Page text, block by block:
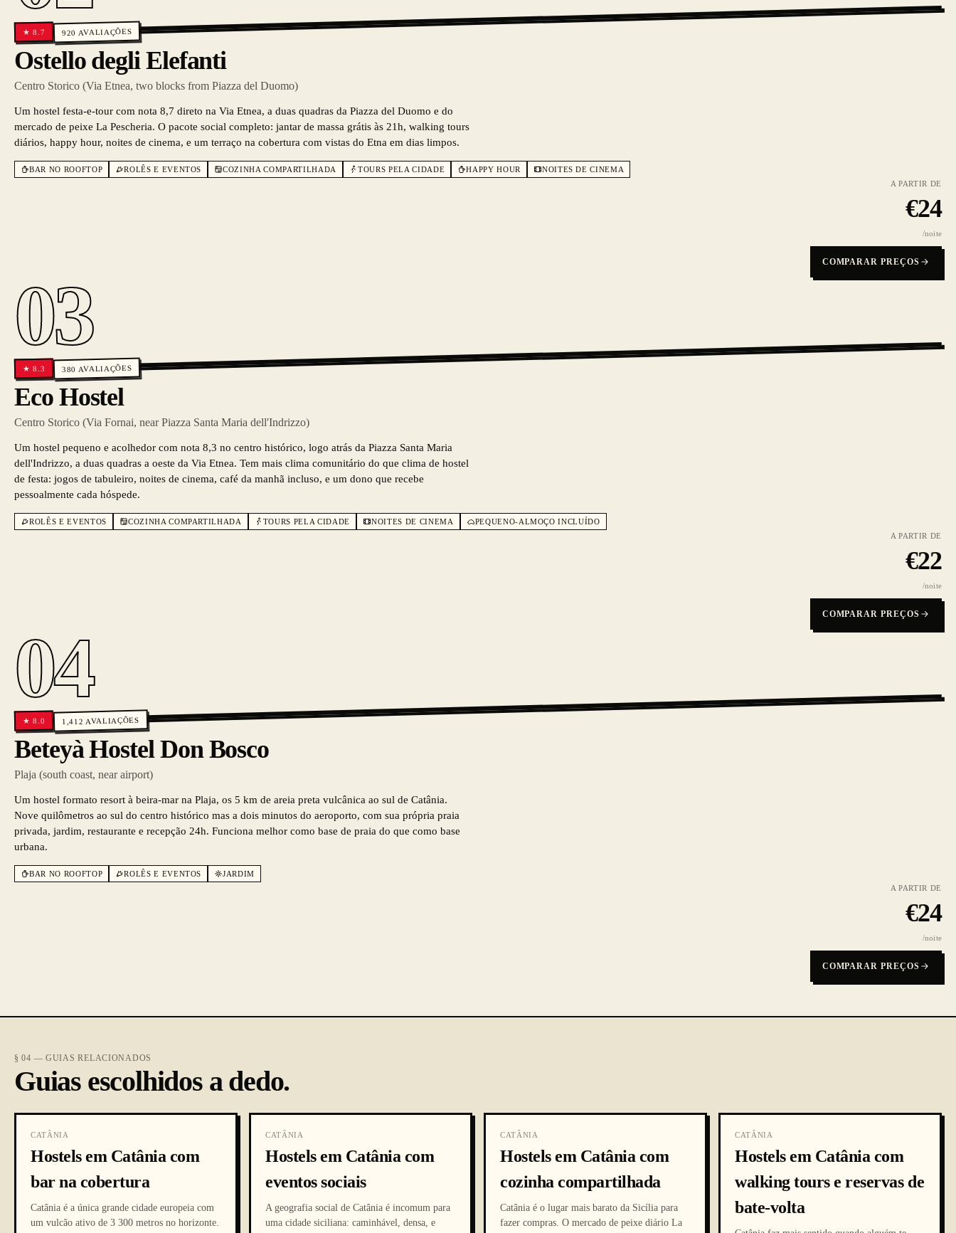
★8.7 920 AVALIAÇÕES
Ostello degli Elefanti
Centro Storico (Via Etnea, two blocks from Piazza del Duomo)
Um hostel festa-e-tour com nota 8,7 direto na Via Etnea, a duas quadras da Piazza del Duomo e do
mercado de peixe La Pescheria. O pacote social completo: jantar de massa grátis às 21h, walking tours
diários, happy hour, noites de cinema, e um terraço na cobertura com vistas do Etna em dias limpos.
BAR NO ROOFTOP ROLÊS E EVENTOS COZINHA COMPARTILHADA TOURS PELA CIDADE HAPPY HOUR
NOITES DE CINEMA
A PARTIR DE
€24
/noite
COMPARAR PREÇOS
03
★8.3 380 AVALIAÇÕES
Eco Hostel
Centro Storico (Via Fornai, near Piazza Santa Maria dell'Indrizzo)
Um hostel pequeno e acolhedor com nota 8,3 no centro histórico, logo atrás da Piazza Santa Maria
dell'Indrizzo, a duas quadras a oeste da Via Etnea. Tem mais clima comunitário do que clima de hostel
de festa: jogos de tabuleiro, noites de cinema, café da manhã incluso, e um dono que recebe
pessoalmente cada hóspede.
ROLÊS E EVENTOS COZINHA COMPARTILHADA TOURS PELA CIDADE NOITES DE CINEMA
PEQUENO-ALMOÇO INCLUÍDO
A PARTIR DE
€22
/noite
COMPARAR PREÇOS
04
★8.0 1,412 AVALIAÇÕES
Beteyà Hostel Don Bosco
Plaja (south coast, near airport)
Um hostel formato resort à beira-mar na Plaja, os 5 km de areia preta vulcânica ao sul de Catânia.
Nove quilômetros ao sul do centro histórico mas a dois minutos do aeroporto, com sua própria praia
privada, jardim, restaurante e recepção 24h. Funciona melhor como base de praia do que como base
urbana.
BAR NO ROOFTOP ROLÊS E EVENTOS
JARDIM
A PARTIR DE
€24
/noite
COMPARAR PREÇOS
§ 04 — GUIAS RELACIONADOS
Guias escolhidos a dedo.
CATÂNIA
Hostels em Catânia com
bar na cobertura
Catânia é a única grande cidade europeia com
um vulcão ativo de 3 300 metros no horizonte.
CATÂNIA
Hostels em Catânia com
eventos sociais
A geografia social de Catânia é incomum para
uma cidade siciliana: caminhável, densa, e
CATÂNIA
Hostels em Catânia com
cozinha compartilhada
Catânia é o lugar mais barato da Sicília para
fazer compras. O mercado de peixe diário La
CATÂNIA
Hostels em Catânia com
walking tours e reservas de
bate-volta